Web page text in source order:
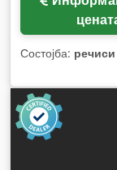
Состојба: